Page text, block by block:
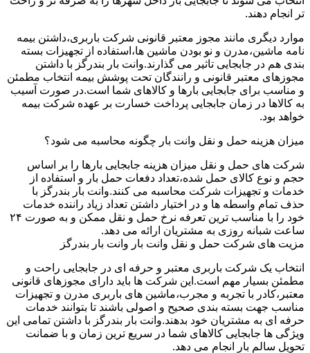
تر انجام دهند.
موارد دیگری مانند مجوز معتبر قانونی شرکت باربری،داشتن بیمه
نامه ماشین،مدرن و نو بودن ماشین ها،استفاده از تجهیزات بسته
بندی هم در جابجایی تاثیر می گذارند.وانت بار بندرگز با داشتن
مجوزهای معتبر قانونی و رانندگان تحت پوشش بیمه انتخاب مطمئن
و مناسب برای جابجایی بارها و کالاهای شما است.در صورت آسیب
به کالاها در زمان جابجایی پرداخت خسارت بر عهده شرکت بیمه
خواهد بود.
میزان هزینه حمل و نقل وانت بار چگونه محاسبه می شود؟
شرکت های حمل و نقل میزان هزینه جابجایی بارها را بر اساس
حجم و نوع کالای حمل شده،تعداد دفعات حمل بار و استفاده از
خدمات و تجهیزات شرکت محاسبه می کنند.وانت بار بندرگز با
حذف تمام واسطه ها و در اختیار داشتن تعداد زیاد راننده خدمات
خود را با مناسب ترین تعرفه نرخ حمل و نقل ممکن و به صورت ۲۴
ساعت شبانه روزی به مشتریان ارائه می دهد.
مزیت های شرکت حمل و نقل وانت بار وانت بار بندرگز
انتخاب یک شرکت باربری معتبر و حرفه ای در جابجایی راحت و
مطمئن بسیار مهم است.این شرکت ها باید دارای مجوزهای قانونی
معتبر،کادر با تجربه و مجرب،ماشین های باربری مدرن و تجهیزات
مناسب جهت بسته بندی صحیح و اصولی باشند تا بتوانند خدمات
حرفه ای به مشتریان خود بدهند.وانت بار بندرگز با داشتن تمامی این
ویژگی ها جابجایی کالاهای شما در سریع ترین زمان و با ضمانت
تحویل سالم بار انجام می دهد.